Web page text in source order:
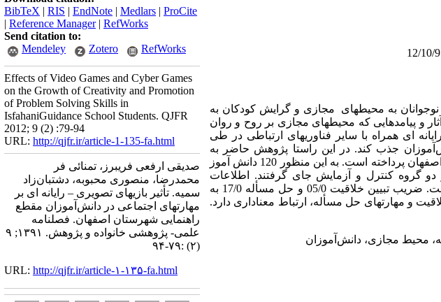
12/10/
به محیط­های مجازی و گرایش کودکان به
و پیامدهایی که محیط­های مجازی بر روح و روان
­ای همراه با سایر فناوری­های ارتباطی در طی
جذب کند. در این راستا پژوهش حاضر به
بررسی تأثیر بازی­های تصویری – رایانه ­ای بر مهارت­های اجتماعی دانش‌آموزان شهر اصفهان پرداخته است. به این منظور 120 دانش ­آموز
گروه کنترل و آزمایش جای گرفتند. اطلاعات
گردآوری­ شده با استفاده از روش تحلیل رگرسیون مورد تجزیه و تحلیل قرار گرفت. ضریب تبیین خلاقیت 05/0 و حل مسأله 17/0 به
و مهارت­های حل مسأله، ارتباط معناداری دارد.
محیط مجازی، دانش‌آموزان
BibTeX | RIS | EndNote | Medlars | ProCite
| Reference Manager| RefWorks
Send citation to:
Mendeley
Zotero RefWorks
Effects of Video Games and Cyber Games
on the Growth of Creativity and Promotion
of Problem Solving Skills in
IsfahaniGuidance School Students. QJFR
2012; 9 (2) :79-94
URL: http://qjfr.ir/article-1-135-fa.html
صدیقی ارفعی فریبرز، تمنائی ­فر
محمدرضا، منصوری محبوبه، دشتبان‌زاد
سمیه. تأثیر بازی­های تصویری – رایانه ­ای بر
مهارت­های اجتماعی در دانش‌آموزان مقطع
راهنمایی شهرستان اصفهان. فصلنامه
علمی- پژوهشی خانواده و پژوهش. ۱۳۹۱; ۹
(۲) :۷۹-۹۴
URL: http://qjfr.ir/article-۱-۱۳۵-fa.html